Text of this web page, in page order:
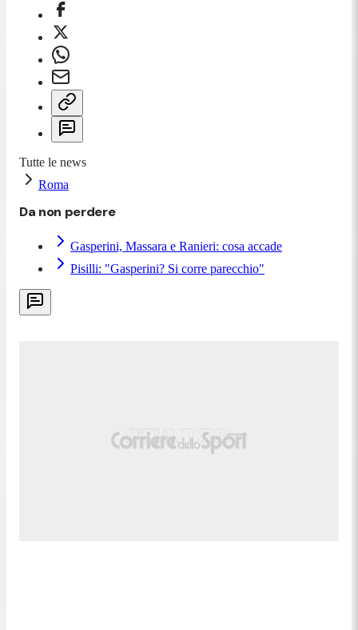
Tutte le news
Roma
Da non perdere
Gasperini, Massara e Ranieri: cosa accade
Pisilli: "Gasperini? Si corre parecchio"